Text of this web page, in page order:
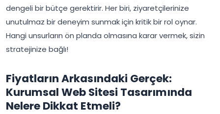
dengeli bir bütçe gerektirir. Her biri, ziyaretçilerinize
unutulmaz bir deneyim sunmak için kritik bir rol oynar.
Hangi unsurların ön planda olmasına karar vermek, sizin
stratejinize bağlı!
Fiyatların Arkasındaki Gerçek:
Kurumsal Web Sitesi Tasarımında
Nelere Dikkat Etmeli?